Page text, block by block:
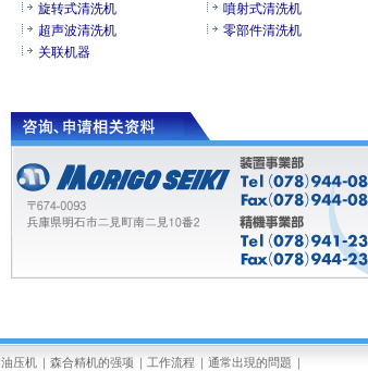
旋转式清洗机
噴射式清洗机
超声波清洗机
零部件清洗机
关联机器
油压机 ｜ 森合精机的强项 ｜ 工作流程 ｜ 通常出現的問題 ｜